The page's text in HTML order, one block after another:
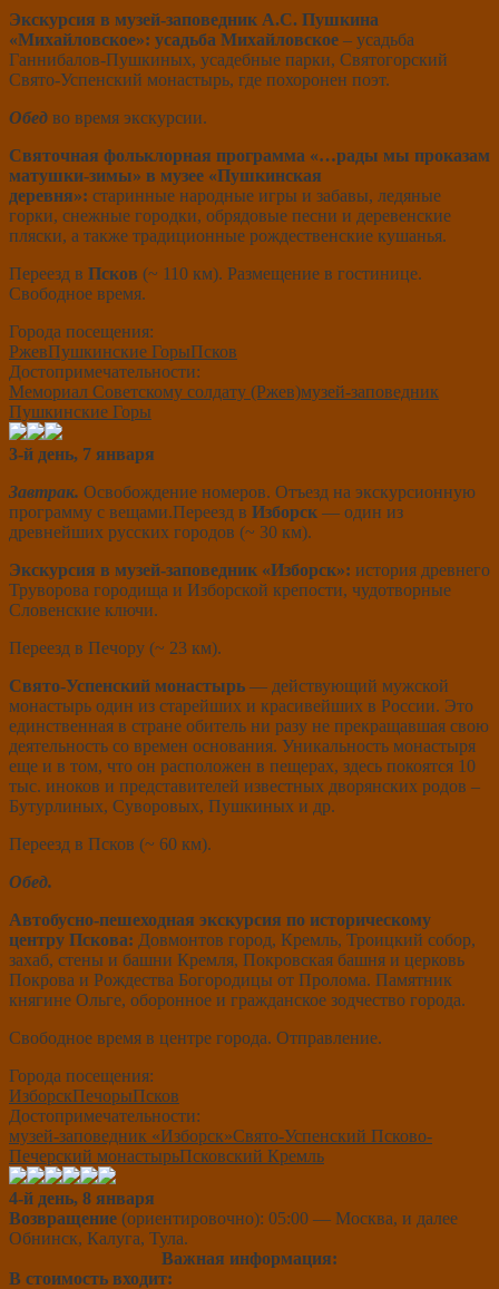
Экскурсия в музей-заповедник А.С. Пушкина
«Михайловское»: усадьба Михайловское – усадьба
Ганнибалов-Пушкиных, усадебные парки, Святогорский
Свято-Успенский монастырь, где похоронен поэт.
Обед во время экскурсии.
Святочная фольклорная программа «…рады мы проказам
матушки-зимы» в музее «Пушкинская
деревня»: старинные народные игры и забавы, ледяные
горки, снежные городки, обрядовые песни и деревенские
пляски, а также традиционные рождественские кушанья.
Переезд в Псков (~ 110 км). Размещение в гостинице.
Свободное время.
Города посещения:
РжевПушкинские ГорыПсков
Достопримечательности:
Мемориал Советскому солдату (Ржев)музей-заповедник
Пушкинские Горы
3-й день, 7 января
Завтрак. Освобождение номеров. Отъезд на экскурсионную
программу с вещами.Переезд в Изборск — один из
древнейших русских городов (~ 30 км).
Экскурсия в музей-заповедник «Изборск»: история древнего
Труворова городища и Изборской крепости, чудотворные
Словенские ключи.
Переезд в Печору (~ 23 км).
Свято-Успенский монастырь — действующий мужской
монастырь один из старейших и красивейших в России. Это
единственная в стране обитель ни разу не прекращавшая свою
деятельность со времен основания. Уникальность монастыря
еще и в том, что он расположен в пещерах, здесь покоятся 10
тыс. иноков и представителей известных дворянских родов –
Бутурлиных, Суворовых, Пушкиных и др.
Переезд в Псков (~ 60 км).
Обед.
Автобусно-пешеходная экскурсия по историческому
центру Пскова: Довмонтов город, Кремль, Троицкий собор,
захаб, стены и башни Кремля, Покровская башня и церковь
Покрова и Рождества Богородицы от Пролома. Памятник
княгине Ольге, оборонное и гражданское зодчество города.
Свободное время в центре города. Отправление.
Города посещения:
ИзборскПечорыПсков
Достопримечательности:
музей-заповедник «Изборск»Свято-Успенский Псково-
Печерский монастырьПсковский Кремль
4-й день, 8 января
Возвращение (ориентировочно): 05:00 — Москва, и далее
Обнинск, Калуга, Тула.
Важная информация:
В стоимость входит: